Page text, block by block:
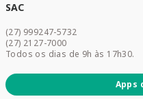
Dermocosméticos
Promoções
SAC
(27) 999247-5732
(27) 2127-7000
Todos os dias de 9h às 17h30.
Apps